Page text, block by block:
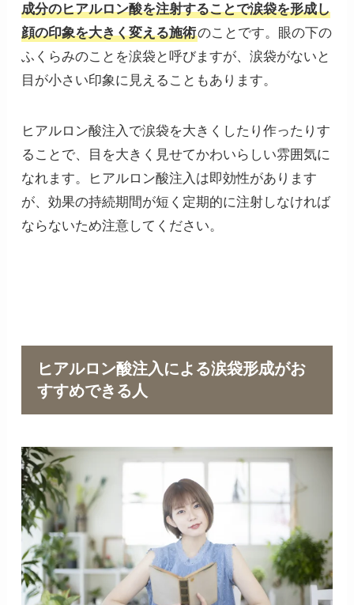
成分のヒアルロン酸を注射することで涙袋を形成し
顔の印象を大きく変える施術のことです。眼の下の
ふくらみのことを涙袋と呼びますが、涙袋がないと
目が小さい印象に見えることもあります。
ヒアルロン酸注入で涙袋を大きくしたり作ったりす
ることで、目を大きく見せてかわいらしい雰囲気に
なれます。ヒアルロン酸注入は即効性があります
が、効果の持続期間が短く定期的に注射しなければ
ならないため注意してください。
ヒアルロン酸注入による涙袋形成がお
すすめできる人